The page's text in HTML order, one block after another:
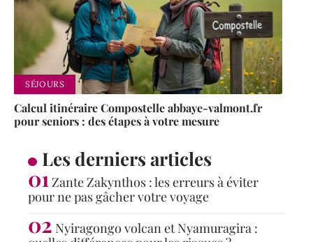
SÉJOURS
Calcul itinéraire Compostelle abbaye-valmont.fr
pour seniors : des étapes à votre mesure
Les derniers articles
Zante Zakynthos : les erreurs à éviter
pour ne pas gâcher votre voyage
Nyiragongo volcan et Nyamuragira :